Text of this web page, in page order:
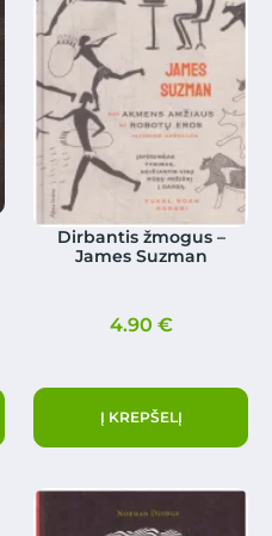
Dirbantis žmogus –
James Suzman
4.90 €
Į KREPŠELĮ